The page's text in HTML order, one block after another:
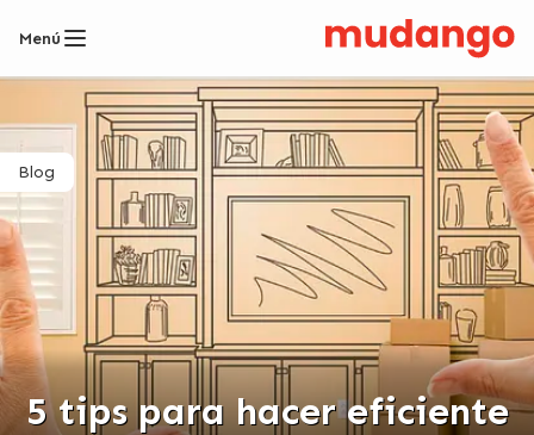
Menú
5 tips para hacer eficiente
Blog